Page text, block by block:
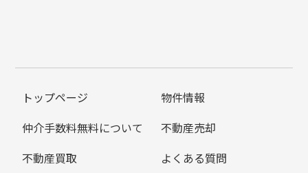
トップページ
物件情報
仲介手数料無料について
不動産売却
不動産買取
よくある質問